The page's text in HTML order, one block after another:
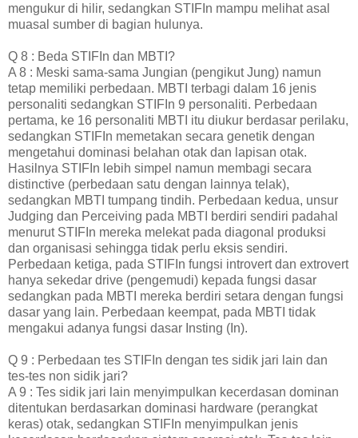
mengukur di hilir, sedangkan STIFIn mampu melihat asal
muasal sumber di bagian hulunya.
Q 8 : Beda STIFIn dan MBTI?
A 8 : Meski sama-sama Jungian (pengikut Jung) namun
tetap memiliki perbedaan. MBTI terbagi dalam 16 jenis
personaliti sedangkan STIFIn 9 personaliti. Perbedaan
pertama, ke 16 personaliti MBTI itu diukur berdasar perilaku,
sedangkan STIFIn memetakan secara genetik dengan
mengetahui dominasi belahan otak dan lapisan otak.
Hasilnya STIFIn lebih simpel namun membagi secara
distinctive (perbedaan satu dengan lainnya telak),
sedangkan MBTI tumpang tindih. Perbedaan kedua, unsur
Judging dan Perceiving pada MBTI berdiri sendiri padahal
menurut STIFIn mereka melekat pada diagonal produksi
dan organisasi sehingga tidak perlu eksis sendiri.
Perbedaan ketiga, pada STIFIn fungsi introvert dan extrovert
hanya sekedar drive (pengemudi) kepada fungsi dasar
sedangkan pada MBTI mereka berdiri setara dengan fungsi
dasar yang lain. Perbedaan keempat, pada MBTI tidak
mengakui adanya fungsi dasar Insting (In).
Q 9 : Perbedaan tes STIFIn dengan tes sidik jari lain dan
tes-tes non sidik jari?
A 9 : Tes sidik jari lain menyimpulkan kecerdasan dominan
ditentukan berdasarkan dominasi hardware (perangkat
keras) otak, sedangkan STIFIn menyimpulkan jenis